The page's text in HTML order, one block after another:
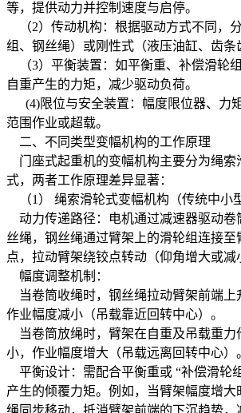
等，提供动力并控制速度与启停。
（2）传动机构：根据驱动方式不同，
组、钢丝绳）或刚性式（液压油缸、齿条
（3）平衡装置：如平衡重、补偿滑轮
自重产生的力矩，减少驱动负荷。
(4)限位与安全装置：幅度限位器、力
范围作业或超载。
二、不同类型变幅机构的工作原理
门座式起重机的变幅机构主要分为绳索
式，两者工作原理差异显著：
（1） 绳索滑轮式变幅机构（传统中小
动力传递路径：电机通过减速器驱动卷
丝绳，钢丝绳通过臂架上的滑轮组连接至
点，拉动臂架绕铰点转动（仰角增大或减
幅度调整机制：
当卷筒收绳时，钢丝绳拉动臂架前端上
作业幅度减小（吊载靠近回转中心）。
当卷筒放绳时，臂架在自重及吊载重力
小，作业幅度增大（吊载远离回转中心）
平衡设计：需配合平衡重或 “补偿滑轮
产生的倾覆力矩。例如，当臂架幅度增大